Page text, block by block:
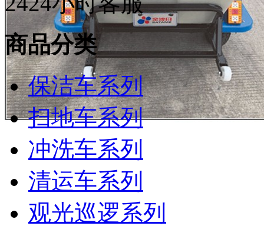
商品分类
保洁车系列
扫地车系列
冲洗车系列
清运车系列
观光巡逻系列